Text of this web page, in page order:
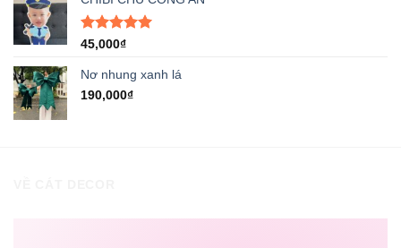
8,000₫.
Được xếp
5 sao
45,000₫
Nơ nhung xanh lá
190,000₫